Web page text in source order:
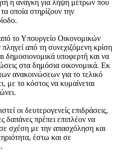
η ανάγκη για λήψη μέτρων που
οποία στηρίζουν την
το Υπουργείο Οικονομικών
πληγεί από τη συνεχιζόμενη κρίση
δημοσιονομικά υποφερτή και να
στα δημόσια οικονομικά. Εκ
ανακοινώσεων για το τελικό
με το κόστος να κυμαίνεται
οι δευτερογενείς επιδράσεις,
δαπάνες πρέπει επιπλέον να
σχέση με την απασχόληση και
έστω και σε